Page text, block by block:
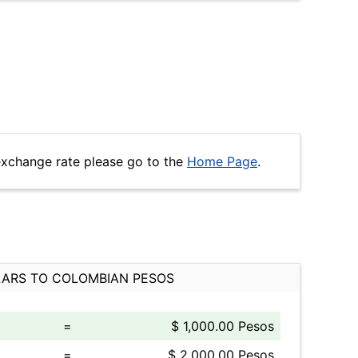
rate please go to the Home Page.
TO COLOMBIAN PESOS
=
$ 1,000.00 Pesos
=
$ 2,000.00 Pesos